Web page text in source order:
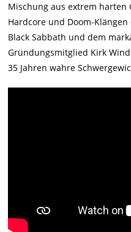
Mischung aus extrem harten
Hardcore und Doom-
Black Sabbath und dem
Gründungsmitglied Kirk
35 Jahren wahre